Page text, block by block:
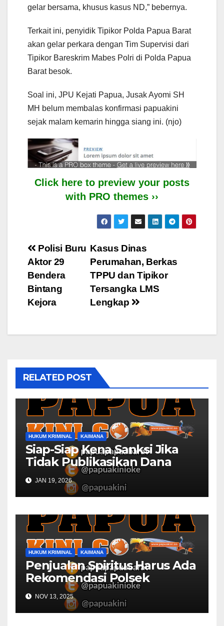
gelar bersama, khusus kasus ND,” bebernya.
Terkait ini, penyidik Tipikor Polda Papua Barat
akan gelar perkara dengan Tim Supervisi dari
Tipikor Bareskrim Mabes Polri di Polda Papua
Barat besok.
Soal ini, JPU Kejati Papua, Jusak Ayomi SH
MH belum membalas konfirmasi papuakini
sejak malam kemarin hingga siang ini. (njo)
Click here to preview your posts
with PRO themes ››
Post
navigation
Kasus Dinas
Perumahan, Berkas
TPPU dan Tipikor
Tersangka LMS
Lengkap
Polisi Buru
Aktor 29
Bendera
Bintang
Kejora
RELATED POST
HUKUM KRIMINAL KAIMANA
Siap-Siap Kena Sanksi Jika
Tidak Publikasikan Dana
Desa
JAN 19, 2026
HUKUM KRIMINAL KAIMANA
Penjualan Spiritus Harus Ada
Rekomendasi Polsek
Kaimana
NOV 13, 2025